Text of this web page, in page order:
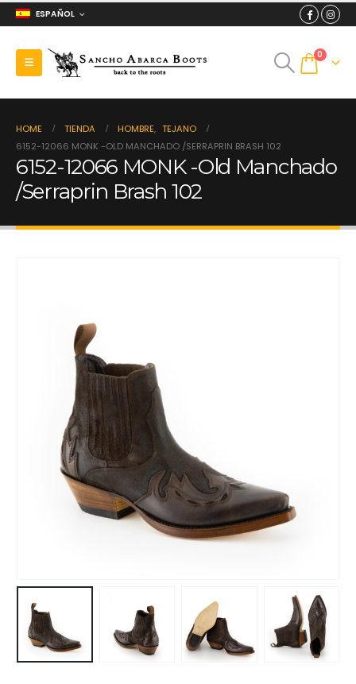
ESPAÑOL
0
HOME TIENDA HOMBRE, TEJANO
6152-12066 MONK -OLD MANCHADO /SERRAPRIN BRASH 102
6152-12066 MONK -Old Manchado
/Serraprin Brash 102